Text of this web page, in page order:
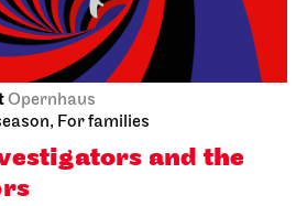
Opernhaus
For families
and the